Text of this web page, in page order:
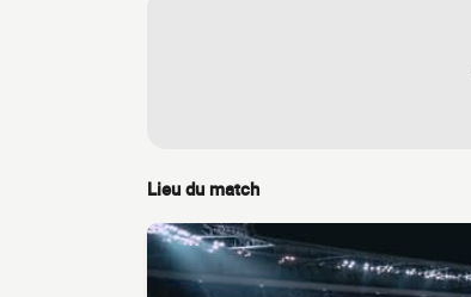
Lieu du match